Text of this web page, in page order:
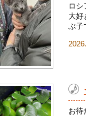
ロシ
大好
ぶ子
お待